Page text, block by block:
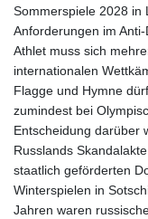
Sommerspiele 2028 in
Anforderungen im
Athlet muss sich
internationalen
Flagge und Hymne
zumindest bei
Entscheidung darüber
Russlands
staatlich geförderten
Winterspielen in
Jahren waren